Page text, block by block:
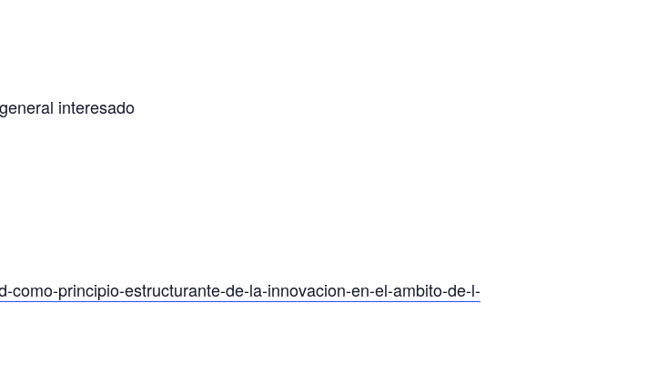
interesado
como-principio-estructurante-de-la-innovacion-en-el-ambito-de-l-